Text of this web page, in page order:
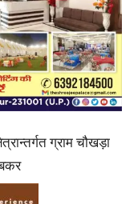
ग्राम चौखड़ा